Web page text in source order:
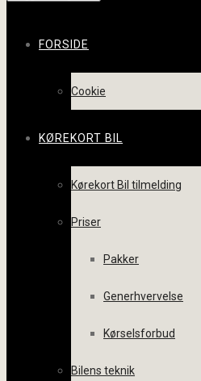
FORSIDE
Cookie
KØREKORT BIL
Kørekort Bil tilmelding
Priser
Pakker
Generhvervelse
Kørselsforbud
Bilens teknik